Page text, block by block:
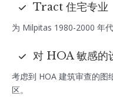
Tract 住宅专业
为 Milpitas 1980-2000 年
对 HOA 敏感的
考虑到 HOA 建筑审查的图
区。